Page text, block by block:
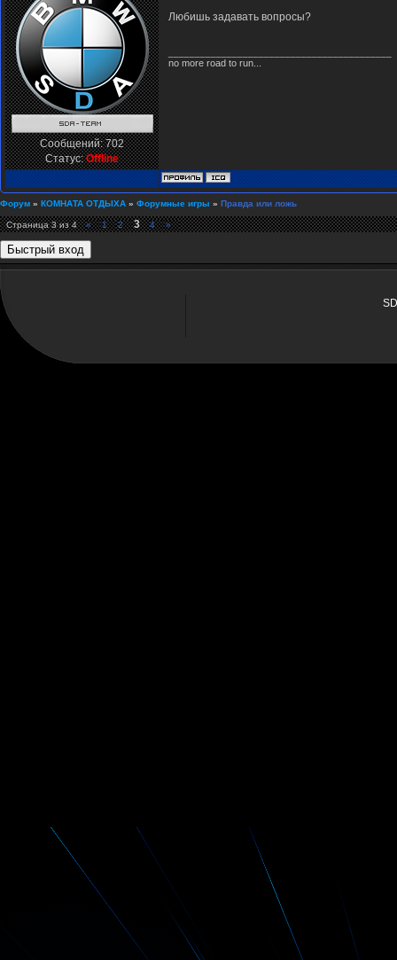
Сообщений:702
Статус:Offline
Любишь задавать вопросы?
no more road to run...
Форум » КОМНАТА ОТДЫХА » Форумные игры » Правда или ложь
Страница3из4 « 1 2 3 4 »